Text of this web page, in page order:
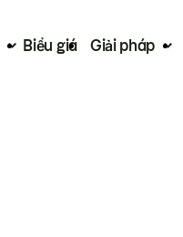
Biểu giá Giải pháp